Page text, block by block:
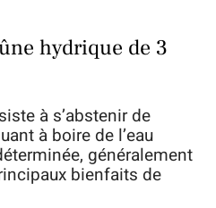
hydrique de 3
à s’abstenir de
à boire de l’eau
généralement
bienfaits de